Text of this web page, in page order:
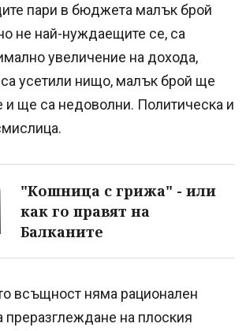
пари в бюджета малък брой
не най-нуждаещите се, са
увеличение на дохода,
усетили нищо, малък брой ще
и ще са недоволни. Политическа и
"Кошница с грижа" - или
как го правят на
Балканите
всъщност няма рационален
преразглеждане на плоския